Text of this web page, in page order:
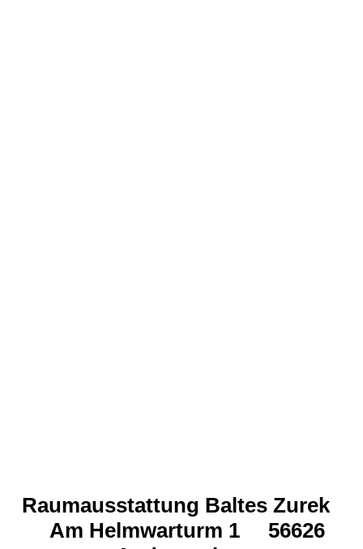
Raumausstattung Baltes Zurek
Am Helmwarturm 1 56626